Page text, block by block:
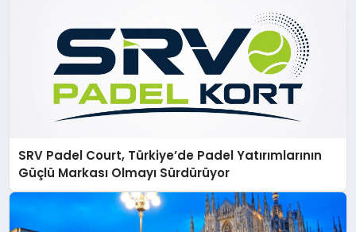
SRV Padel Court, Türkiye’de Padel Yatırımlarının
Güçlü Markası Olmayı Sürdürüyor